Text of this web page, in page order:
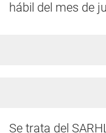
hábil del mes de
Se trata del